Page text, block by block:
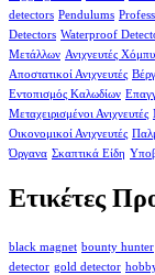
detectors Pendulums
Detectors Waterproof
Μετάλλων Ανιχνευτές Χόμπυ
Αποστατικοί Ανιχνευτές
Εντοπισμός Καλωδίων
Μεταχειρισμένοι Ανιχνευτές
Οικονομικοί Ανιχνευτές
Όργανα Σκαπτικά Είδη
Ετικέτες
black magnet bounty hunter
detector gold detector